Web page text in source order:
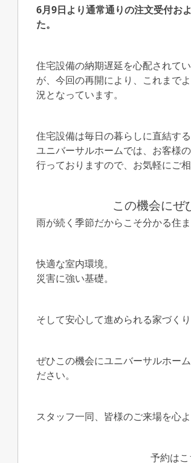
6月9日より通常通りの注文受付お
た。
住宅設備の納期遅延を心配されて
が、今回の再開により、これまで
況となっています。
住宅設備は毎日の暮らしに直結する
ユニバーサルホームでは、お客様
行っておりますので、お気軽にご相
この機会にぜ
雨が続く季節だからこそ分かる住
快適な室内環境。
災害に強い基礎。
そして安心して進められる家づくり
ぜひこの機会にユニバーサルホー
ださい。
スタッフ一同、皆様のご来場を心
予約は